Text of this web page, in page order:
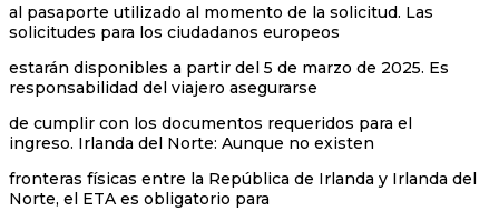
al pasaporte utilizado al momento de la solicitud. Las
solicitudes para los ciudadanos europeos
estarán disponibles a partir del 5 de marzo de 2025. Es
responsabilidad del viajero asegurarse
de cumplir con los documentos requeridos para el
ingreso. Irlanda del Norte: Aunque no existen
fronteras físicas entre la República de Irlanda y Irlanda del
Norte, el ETA es obligatorio para